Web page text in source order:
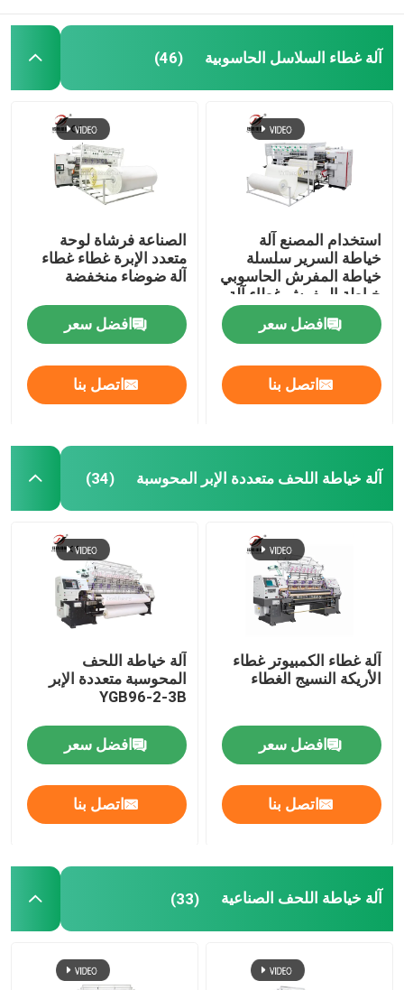
آلة غطاء السلاسل الحاسوبية (46)
استخدام المصنع آلة
خياطة السرير سلسلة
خياطة المفرش الحاسوبي
خياطة المفرش غطاء آلة
افضل سعر
اتصل بنا
الصناعة فرشاة لوحة
متعدد الإبرة غطاء غطاء
آلة ضوضاء منخفضة
افضل سعر
اتصل بنا
آلة خياطة اللحف متعددة الإبر المحوسبة (34)
آلة غطاء الكمبيوتر غطاء
الأريكة النسيج الغطاء
افضل سعر
اتصل بنا
آلة خياطة اللحف
المحوسبة متعددة الإبر
YGB96-2-3B
افضل سعر
اتصل بنا
آلة خياطة اللحف الصناعية (33)